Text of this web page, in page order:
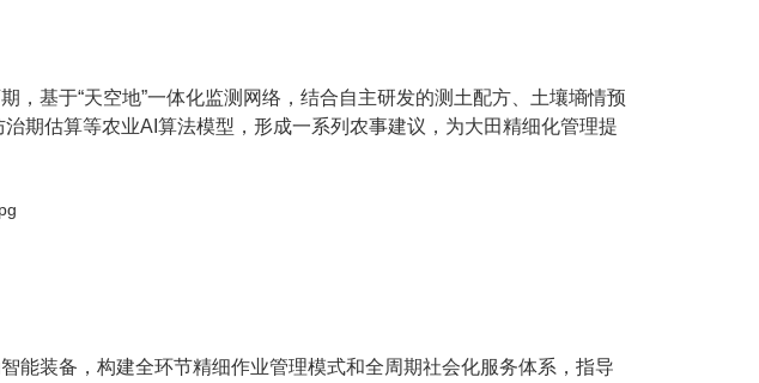
基于“天空地”一体化监测网络，结合自主研发的测土配方、土壤墒情预
期估算等农业AI算法模型，形成一系列农事建议，为大田精细化管理提
能装备，构建全环节精细作业管理模式和全周期社会化服务体系，指导